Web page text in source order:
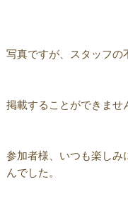
写真ですが、スタッフの
掲載することができませ
参加者様、いつも楽しみ
んでした。